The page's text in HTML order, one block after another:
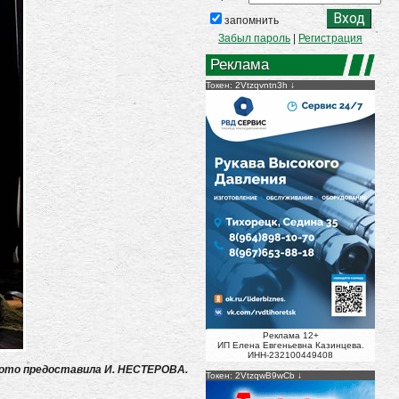
предоставила И. НЕСТЕРОВА.
запомнить
Забыл пароль
Регистрация
Реклама
Токен: 2Vtzqvntn3h
Реклама 12+
ИП Елена Евгеньевна Казинцева.
ИНН-232100449408
Токен: 2VtzqwB9wCb